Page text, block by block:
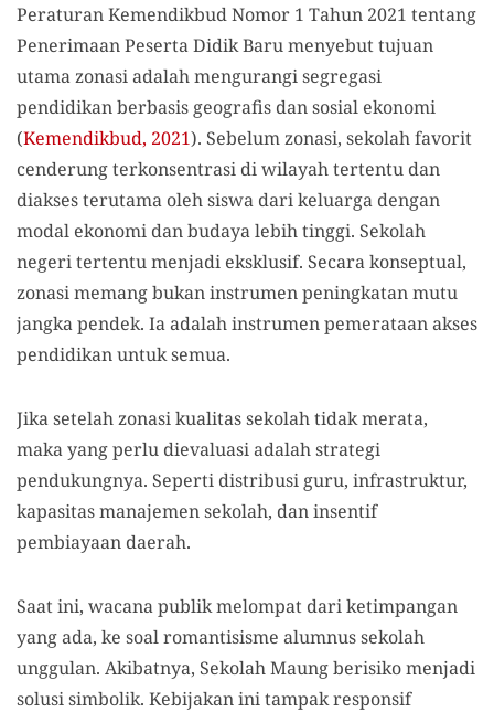
Peraturan Kemendikbud Nomor 1 Tahun 2021 tentang
Penerimaan Peserta Didik Baru menyebut tujuan
utama zonasi adalah mengurangi segregasi
pendidikan berbasis geografis dan sosial ekonomi
(Kemendikbud, 2021). Sebelum zonasi, sekolah favorit
cenderung terkonsentrasi di wilayah tertentu dan
diakses terutama oleh siswa dari keluarga dengan
modal ekonomi dan budaya lebih tinggi. Sekolah
negeri tertentu menjadi eksklusif. Secara konseptual,
zonasi memang bukan instrumen peningkatan mutu
jangka pendek. Ia adalah instrumen pemerataan akses
pendidikan untuk semua.
Jika setelah zonasi kualitas sekolah tidak merata,
maka yang perlu dievaluasi adalah strategi
pendukungnya. Seperti distribusi guru, infrastruktur,
kapasitas manajemen sekolah, dan insentif
pembiayaan daerah.
Saat ini, wacana publik melompat dari ketimpangan
yang ada, ke soal romantisisme alumnus sekolah
unggulan. Akibatnya, Sekolah Maung berisiko menjadi
solusi simbolik. Kebijakan ini tampak responsif